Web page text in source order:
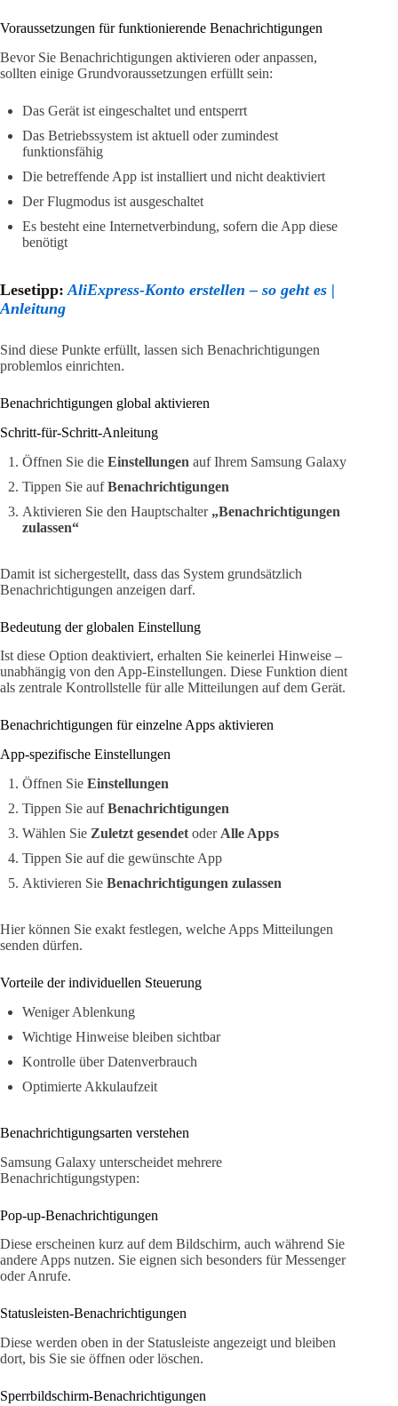
Voraussetzungen für funktionierende Benachrichtigungen
Bevor Sie Benachrichtigungen aktivieren oder anpassen,
sollten einige Grundvoraussetzungen erfüllt sein:
Das Gerät ist eingeschaltet und entsperrt
Das Betriebssystem ist aktuell oder zumindest
funktionsfähig
Die betreffende App ist installiert und nicht deaktiviert
Der Flugmodus ist ausgeschaltet
Es besteht eine Internetverbindung, sofern die App diese
benötigt
Lesetipp: AliExpress-Konto erstellen – so geht es |
Anleitung
Sind diese Punkte erfüllt, lassen sich Benachrichtigungen
problemlos einrichten.
Benachrichtigungen global aktivieren
Schritt-für-Schritt-Anleitung
Öffnen Sie die Einstellungen auf Ihrem Samsung Galaxy
Tippen Sie aufBenachrichtigungen
Aktivieren Sie den Hauptschalter „Benachrichtigungen
zulassen“
Damit ist sichergestellt, dass das System grundsätzlich
Benachrichtigungen anzeigen darf.
Bedeutung der globalen Einstellung
Ist diese Option deaktiviert, erhalten Sie keinerlei Hinweise –
unabhängig von den App-Einstellungen. Diese Funktion dient
als zentrale Kontrollstelle für alle Mitteilungen auf dem Gerät.
Benachrichtigungen für einzelne Apps aktivieren
App-spezifische Einstellungen
Öffnen Sie Einstellungen
Tippen Sie aufBenachrichtigungen
Wählen Sie Zuletzt gesendet oder Alle Apps
Tippen Sie auf die gewünschte App
Aktivieren Sie Benachrichtigungen zulassen
Hier können Sie exakt festlegen, welche Apps Mitteilungen
senden dürfen.
Vorteile der individuellen Steuerung
Weniger Ablenkung
Wichtige Hinweise bleiben sichtbar
Kontrolle über Datenverbrauch
Optimierte Akkulaufzeit
Benachrichtigungsarten verstehen
Samsung Galaxy unterscheidet mehrere
Benachrichtigungstypen:
Pop-up-Benachrichtigungen
Diese erscheinen kurz auf dem Bildschirm, auch während Sie
andere Apps nutzen. Sie eignen sich besonders für Messenger
oder Anrufe.
Statusleisten-Benachrichtigungen
Diese werden oben in der Statusleiste angezeigt und bleiben
dort, bis Sie sie öffnen oder löschen.
Sperrbildschirm-Benachrichtigungen